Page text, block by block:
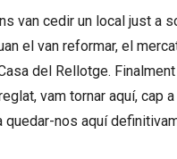
van cedir un local just a
el van reformar, el
del Rellotge.
vam tornar aquí, cap a
quedar-nos aquí